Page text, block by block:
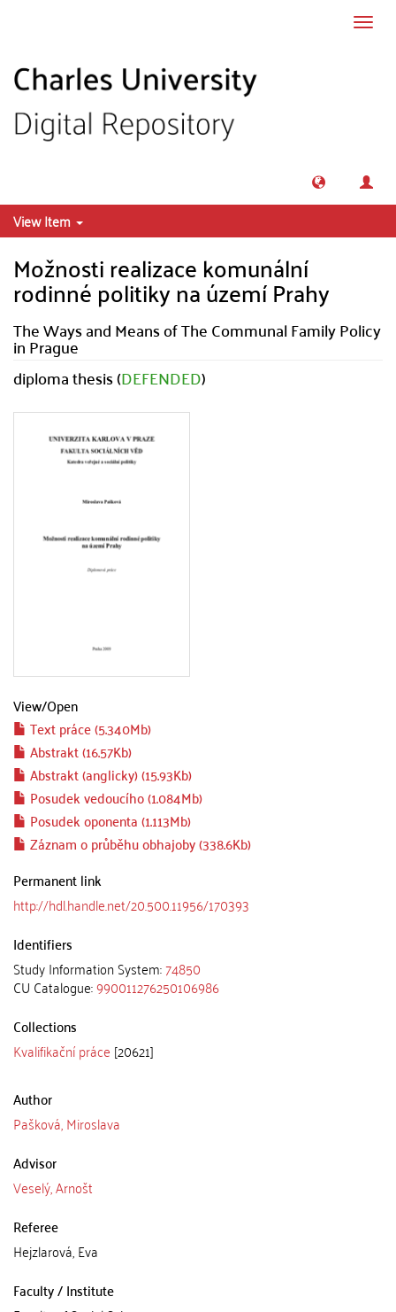
View Item
Možnosti realizace komunální
rodinné politiky na území Prahy
The Ways and Means of The Communal Family Policy
in Prague
diploma thesis (DEFENDED)
View/Open
Text práce (5.340Mb)
Abstrakt (16.57Kb)
Abstrakt (anglicky) (15.93Kb)
Posudek vedoucího (1.084Mb)
Posudek oponenta (1.113Mb)
Záznam o průběhu obhajoby (338.6Kb)
Permanent link
http://hdl.handle.net/20.500.11956/170393
Identifiers
Study Information System:74850
CU Catalogue:990011276250106986
Collections
Kvalifikační práce [20621]
Author
Pašková, Miroslava
Advisor
Veselý, Arnošt
Referee
Hejzlarová, Eva
Faculty / Institute